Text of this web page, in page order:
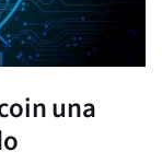
una